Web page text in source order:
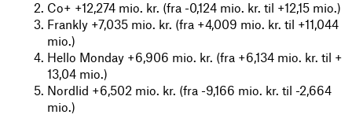
Co+ +12,274 mio. kr. (fra -0,124 mio. kr. til +12,15 mio.)
Frankly +7,035 mio. kr. (fra +4,009 mio. kr. til +11,044
mio.)
Hello Monday +6,906 mio. kr. (fra +6,134 mio. kr. til +
13,04 mio.)
Nordlid +6,502 mio. kr. (fra -9,166 mio. kr. til -2,664
mio.)